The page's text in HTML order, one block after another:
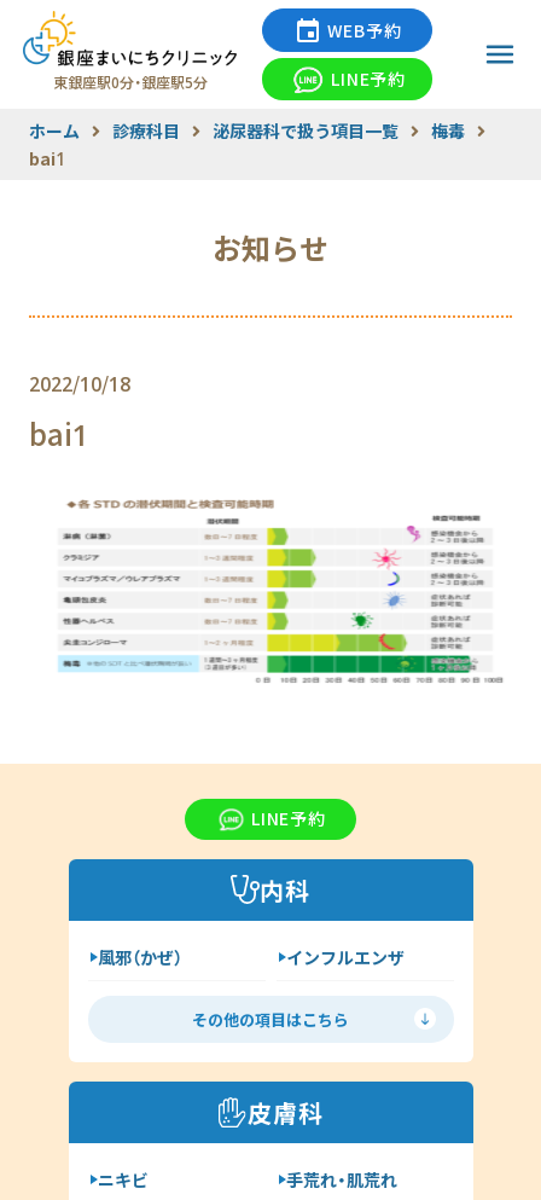
東銀座駅0分・銀座駅5分
WEB予約
LINE予約
ホーム 診療科目 泌尿器科で扱う項目一覧
梅毒
bai1
お知らせ
2022/10/18
bai1
LINE予約
内科
風邪（かぜ）
インフルエンザ
胃腸炎
花粉症
喘息
高血圧
咳喘息
消化器内科
呼吸器内科
その他の項目はこちら
皮膚科
ニキビ
手荒れ・肌荒れ